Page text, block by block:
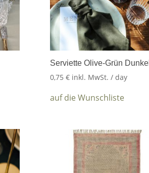
Serviette Olive-Grün Dunkel
0,75 € inkl. MwSt. / day
auf die Wunschliste